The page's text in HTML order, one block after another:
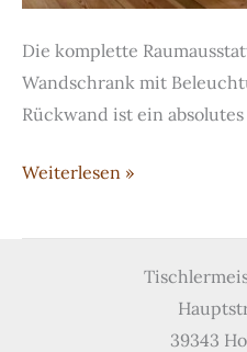
Die komplette
Wandschrank mit
Rückwand ist ein
Vollausgestatteter
aus
Weiterlesen »
39343